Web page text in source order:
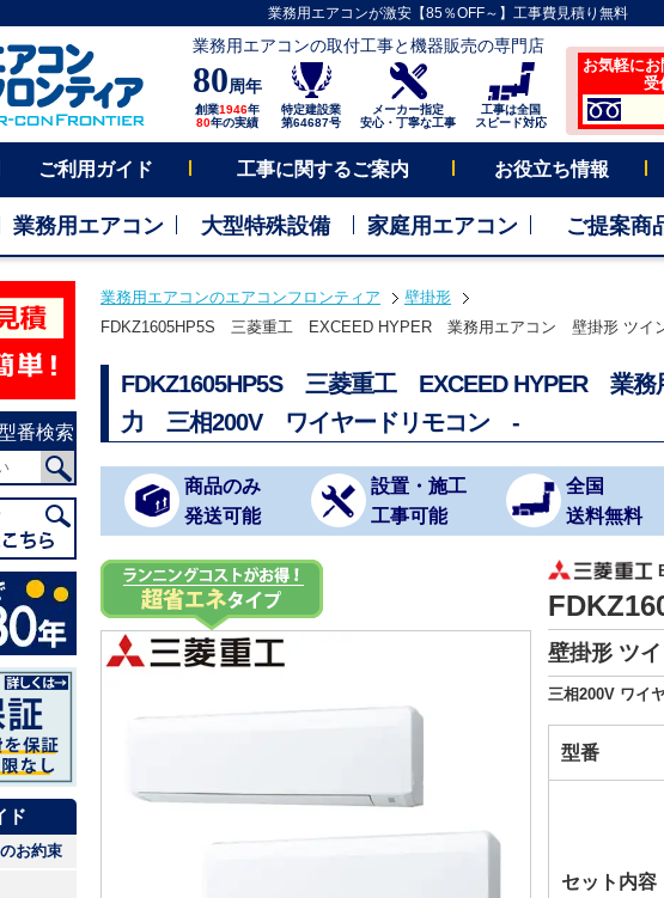
業務用エアコンが激安【85％OFF～】工事費見積り無料
業務用エアコンの取付工事と機器販売の専門店
80周年
創業1946年
80年の実績
特定建設業
第64687号
メーカー指定
安心・丁寧な工事
工事は全国
スピード対応
お気軽に
受
ご利用ガイド 工事に関するご案内 お役立ち情報
業務用エアコン 大型特殊設備 家庭用エアコン ご提案商
番検索
ド
お約束
業務用エアコンのエアコンフロンティア
壁掛形
FDKZ1605HP5S 三菱重工 EXCEED HYPER 業務用エアコン 壁掛形 ツイ
FDKZ1605HP5S 三菱重工 EXCEED HYPER 業
力 三相200V ワイヤードリモコン -
商品のみ
発送可能
設置・施工
工事可能
全国
送料無料
壁掛形 ツ
三相200V ワイ
型番
セット内容